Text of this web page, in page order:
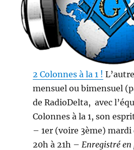
2 Colonnes à la 1 !
mensuel ou bimensuel
de RadioDelta, avec
Colonnes à la 1, son
– 1er (voire 3ème) mardi
20h à 21h – Enregistré en